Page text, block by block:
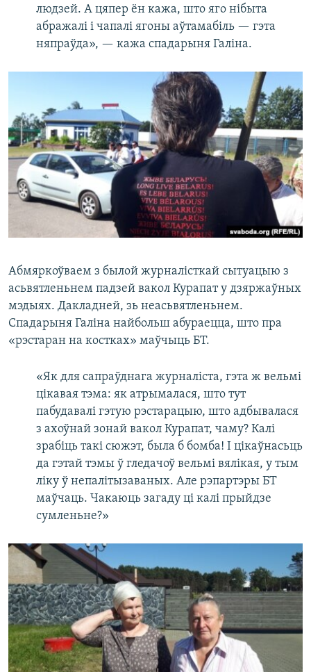
людзей. А цяпер ён кажа, што яго нібыта
абражалі і чапалі ягоны аўтамабіль — гэта
няпраўда», — кажа спадарыня Галіна.
Абмяркоўваем з былой журналісткай сытуацыю з
асьвятленьнем падзей вакол Курапат у дзяржаўных
мэдыях. Дакладней, зь неасьвятленьнем.
Спадарыня Галіна найбольш абураецца, што пра
«рэстаран на костках» маўчыць БТ.
«Як для сапраўднага журналіста, гэта ж вельмі
цікавая тэма: як атрымалася, што тут
пабудавалі гэтую рэстарацыю, што адбывалася
з ахоўнай зонай вакол Курапат, чаму? Калі
зрабіць такі сюжэт, была б бомба! І цікаўнасьць
да гэтай тэмы ў гледачоў вельмі вялікая, у тым
ліку ў непалітызаваных. Але рэпартэры БТ
маўчаць. Чакаюць загаду ці калі прыйдзе
сумленьне?»